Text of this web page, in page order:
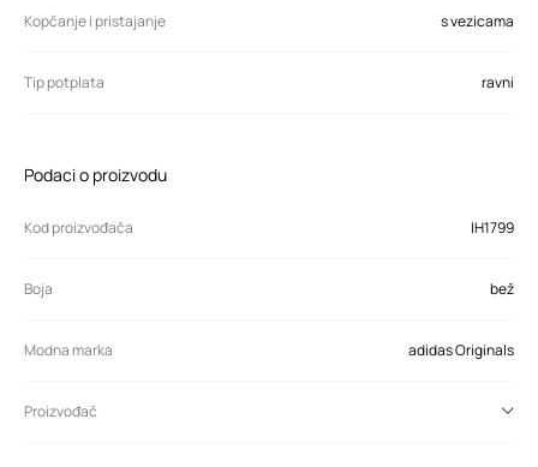
Kopčanje i pristajanje s vezicama
Tip potplata ravni
Podaci o proizvodu
Kod proizvođača IH1799
Boja bež
Modna marka adidas Originals
Proizvođač